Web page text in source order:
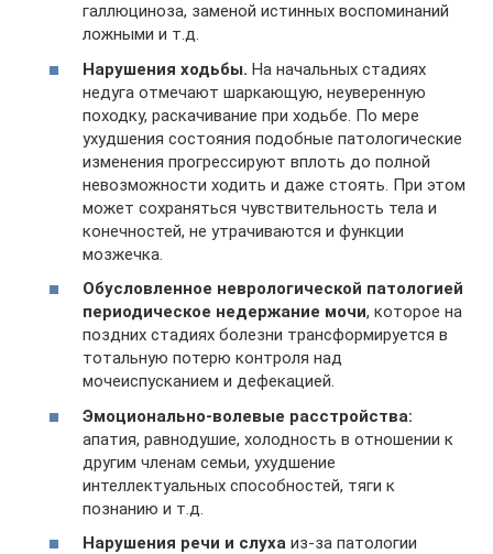
галлюциноза, заменой истинных воспоминаний
ложными и т.д.
Нарушения ходьбы. На начальных стадиях
недуга отмечают шаркающую, неуверенную
походку, раскачивание при ходьбе. По мере
ухудшения состояния подобные патологические
изменения прогрессируют вплоть до полной
невозможности ходить и даже стоять. При этом
может сохраняться чувствительность тела и
конечностей, не утрачиваются и функции
мозжечка.
Обусловленное неврологической патологией
периодическое недержание мочи, которое на
поздних стадиях болезни трансформируется в
тотальную потерю контроля над
мочеиспусканием и дефекацией.
Эмоционально-волевые расстройства:
апатия, равнодушие, холодность в отношении к
другим членам семьи, ухудшение
интеллектуальных способностей, тяги к
познанию и т.д.
Нарушения речи и слуха из-за патологии